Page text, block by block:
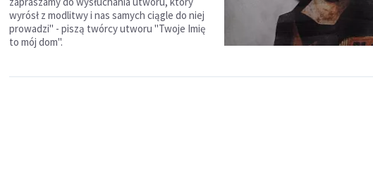
wyrósł z modlitwy i nas samych ciągle do niej
prowadzi" - piszą twórcy utworu "Twoje Imię
to mój dom".